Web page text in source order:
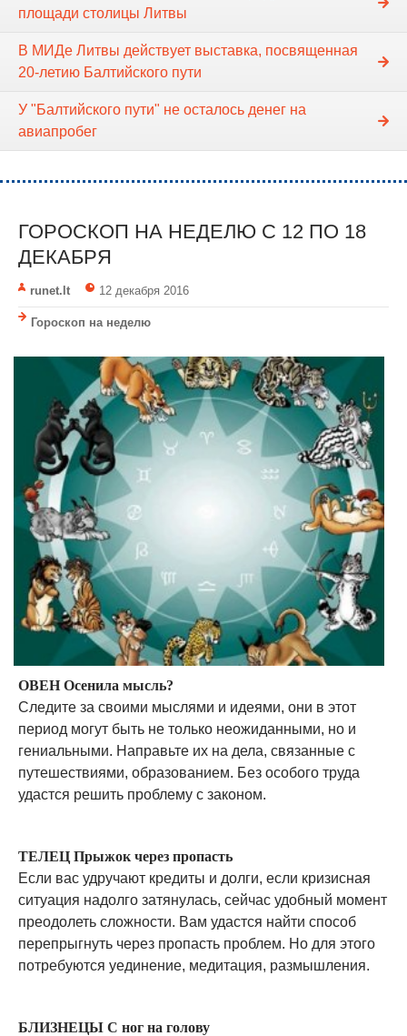
площади столицы Литвы
В МИДе Литвы действует выставка, посвященная
20-летию Балтийского пути
У "Балтийского пути" не осталось денег на
авиапробег
ГОРОСКОП НА НЕДЕЛЮ C 12 ПО 18
ДЕКАБРЯ
runet.lt 12 декабря 2016
Гороскоп на неделю
ОВЕН Осенила мысль?
Следите за своими мыслями и идеями, они в этот
период могут быть не только неожиданными, но и
гениальными. Направьте их на дела, связанные с
путешествиями, образованием. Без особого труда
удастся решить проблему с законом.
ТЕЛЕЦ Прыжок через пропасть
Если вас удручают кредиты и долги, если кризисная
ситуация надолго затянулась, сейчас удобный момент
преодолеть сложности. Вам удастся найти способ
перепрыгнуть через пропасть проблем. Но для этого
потребуются уединение, медитация, размышления.
БЛИЗНЕЦЫ С ног на голову